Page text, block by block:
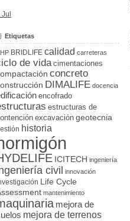
Jul
Etiquetas
BRIDLIFE calidad carreteras
de vida cimentaciones
concreto
DIMALIFE docencia
encofrado
estructuras de
excavación geotecnia
historia
ICITECH ingeniería
civil innovación
Life Cycle
mantenimiento
mejora de
mejora de terrenos